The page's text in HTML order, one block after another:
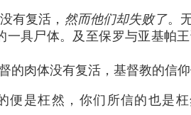
有复活， 然而他们却失败了。
具尸体。及至保罗与亚基帕
的肉体没有复活，基督教的信
便是枉然，你们所信的也是